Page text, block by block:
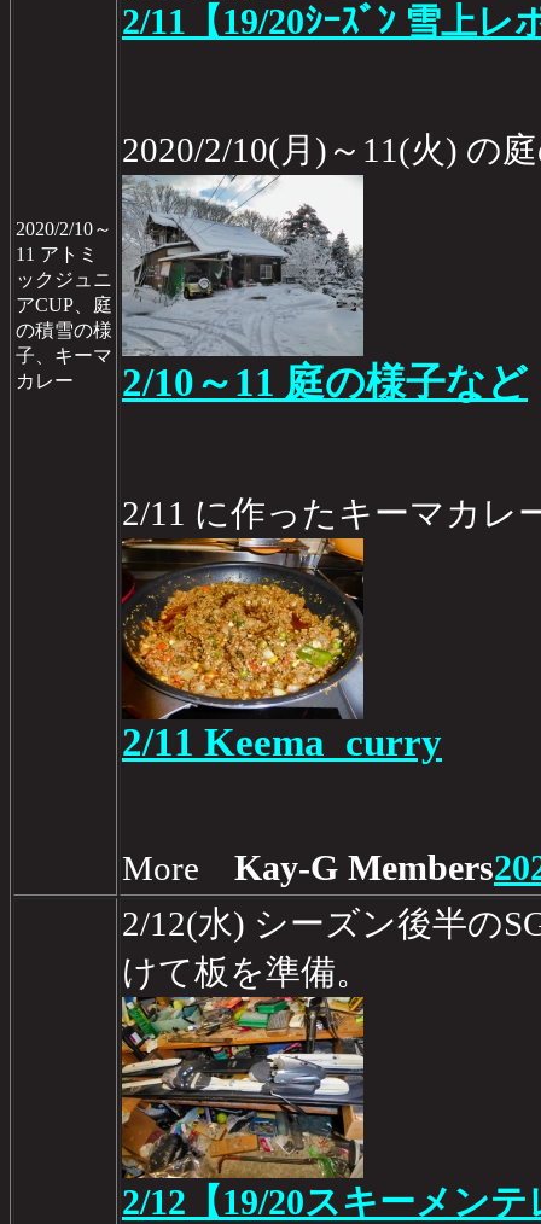
2020/2/10～
11 アトミ
ックジュニ
アCUP、庭
の積雪の様
子、キーマ
カレー
2/11【19/20ｼｰｽﾞﾝ 雪上レ
2020/2/10(月)～11(火) の
2/10～11 庭の様子など
2/11 に作ったキーマカレ
2/11 Keema_curry
More Kay-G Members
2/12(水) シーズン後半の
けて板を準備。
2/12【19/20スキーメンテ